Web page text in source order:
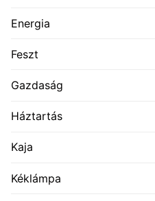
Energia
Feszt
Gazdaság
Háztartás
Kaja
Kéklámpa